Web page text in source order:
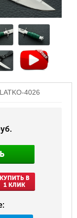
4026
КУПИТЬ В
1 КЛИК